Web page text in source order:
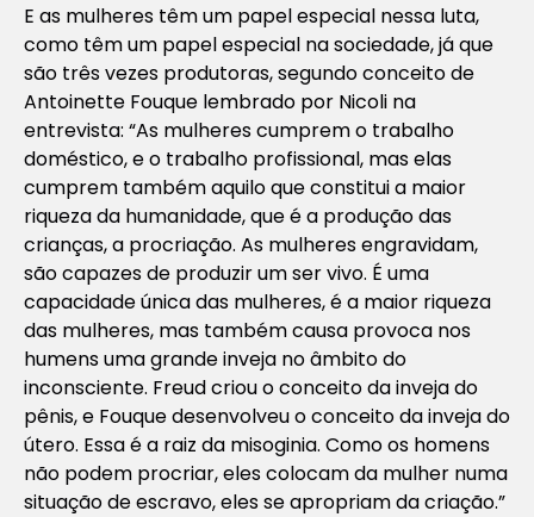
E as mulheres têm um papel especial nessa luta,
como têm um papel especial na sociedade, já que
são três vezes produtoras, segundo conceito de
Antoinette Fouque lembrado por Nicoli na
entrevista: “As mulheres cumprem o trabalho
doméstico, e o trabalho profissional, mas elas
cumprem também aquilo que constitui a maior
riqueza da humanidade, que é a produção das
crianças, a procriação. As mulheres engravidam,
são capazes de produzir um ser vivo. É uma
capacidade única das mulheres, é a maior riqueza
das mulheres, mas também causa provoca nos
humens uma grande inveja no âmbito do
inconsciente. Freud criou o conceito da inveja do
pênis, e Fouque desenvolveu o conceito da inveja do
útero. Essa é a raiz da misoginia. Como os homens
não podem procriar, eles colocam da mulher numa
situação de escravo, eles se apropriam da criação.”